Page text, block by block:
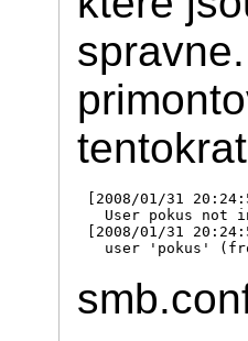
[2008/01/31
User pokus not
[2008/01/31